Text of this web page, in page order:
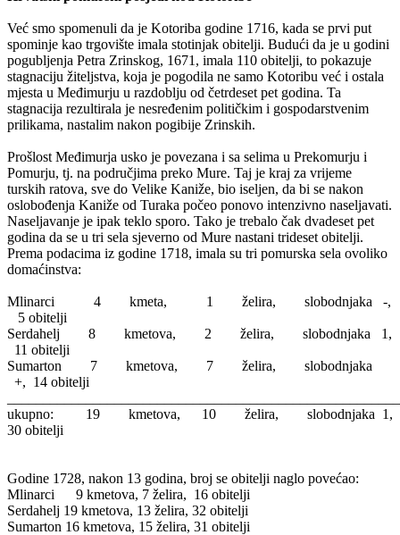
Već smo spomenuli da je Kotoriba godine 1716, kada se prvi put
spominje kao trgovište imala stotinjak obitelji. Budući da je u godini
pogubljenja Petra Zrinskog, 1671, imala 110 obitelji, to pokazuje
stagnaciju žiteljstva, koja je pogodila ne samo Kotoribu već i ostala
mjesta u Međimurju u razdoblju od četrdeset pet godina. Ta
stagnacija rezultirala je nesređenim političkim i gospodarstvenim
prilikama, nastalim nakon pogibije Zrinskih.
Prošlost Međimurja usko je povezana i sa selima u Prekomurju i
Pomurju, tj. na područjima preko Mure. Taj je kraj za vrijeme
turskih ratova, sve do Velike Kaniže, bio iseljen, da bi se nakon
oslobođenja Kaniže od Turaka počeo ponovo intenzivno naseljavati.
Naseljavanje je ipak teklo sporo. Tako je trebalo čak dvadeset pet
godina da se u tri sela sjeverno od Mure nastani trideset obitelji.
Prema podacima iz godine 1718, imala su tri pomurska sela ovoliko
domaćinstva:
Mlinarci 4 kmeta, 1 želira, slobodnjaka -,
5 obitelji
Serdahelj 8 kmetova, 2 želira, slobodnjaka 1,
11 obitelji
Sumarton 7 kmetova, 7 želira, slobodnjaka
+, 14 obitelji
ukupno: 19 kmetova, 10 želira, slobodnjaka 1,
30 obitelji
Godine 1728, nakon 13 godina, broj se obitelji naglo povećao:
Mlinarci 9 kmetova, 7 želira, 16 obitelji
Serdahelj 19 kmetova, 13 želira, 32 obitelji
Sumarton 16 kmetova, 15 želira, 31 obitelji